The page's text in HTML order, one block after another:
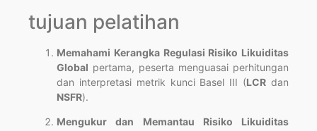
tujuan pelatihan
Memahami Kerangka Regulasi Risiko Likuiditas
Global pertama, peserta menguasai perhitungan
dan interpretasi metrik kunci Basel III (LCR dan
NSFR).
Mengukur dan Memantau Risiko Likuiditas